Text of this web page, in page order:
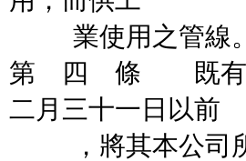
業使用之管線。
第 四 條 既有管
二月三十一日以前
，將其本公司所